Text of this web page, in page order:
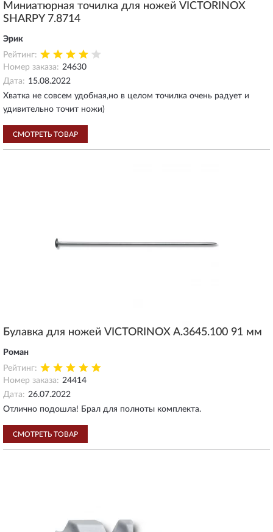
Миниатюрная точилка для ножей VICTORINOX
SHARPY 7.8714
Эрик
Рейтинг:
Номер заказа: 24630
Дата: 15.08.2022
Хватка не совсем удобная,но в целом точилка очень радует и
удивительно точит ножи)
СМОТРЕТЬ ТОВАР
Булавка для ножей VICTORINOX A.3645.100 91 мм
Роман
Рейтинг:
Номер заказа: 24414
Дата: 26.07.2022
Отлично подошла! Брал для полноты комплекта.
СМОТРЕТЬ ТОВАР